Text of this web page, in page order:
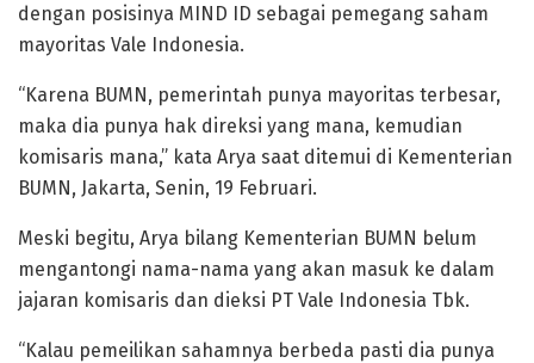
dengan posisinya MIND ID sebagai pemegang saham
mayoritas Vale Indonesia.
“Karena BUMN, pemerintah punya mayoritas terbesar,
maka dia punya hak direksi yang mana, kemudian
komisaris mana,” kata Arya saat ditemui di Kementerian
BUMN, Jakarta, Senin, 19 Februari.
Meski begitu, Arya bilang Kementerian BUMN belum
mengantongi nama-nama yang akan masuk ke dalam
jajaran komisaris dan dieksi PT Vale Indonesia Tbk.
“Kalau pemeilikan sahamnya berbeda pasti dia punya